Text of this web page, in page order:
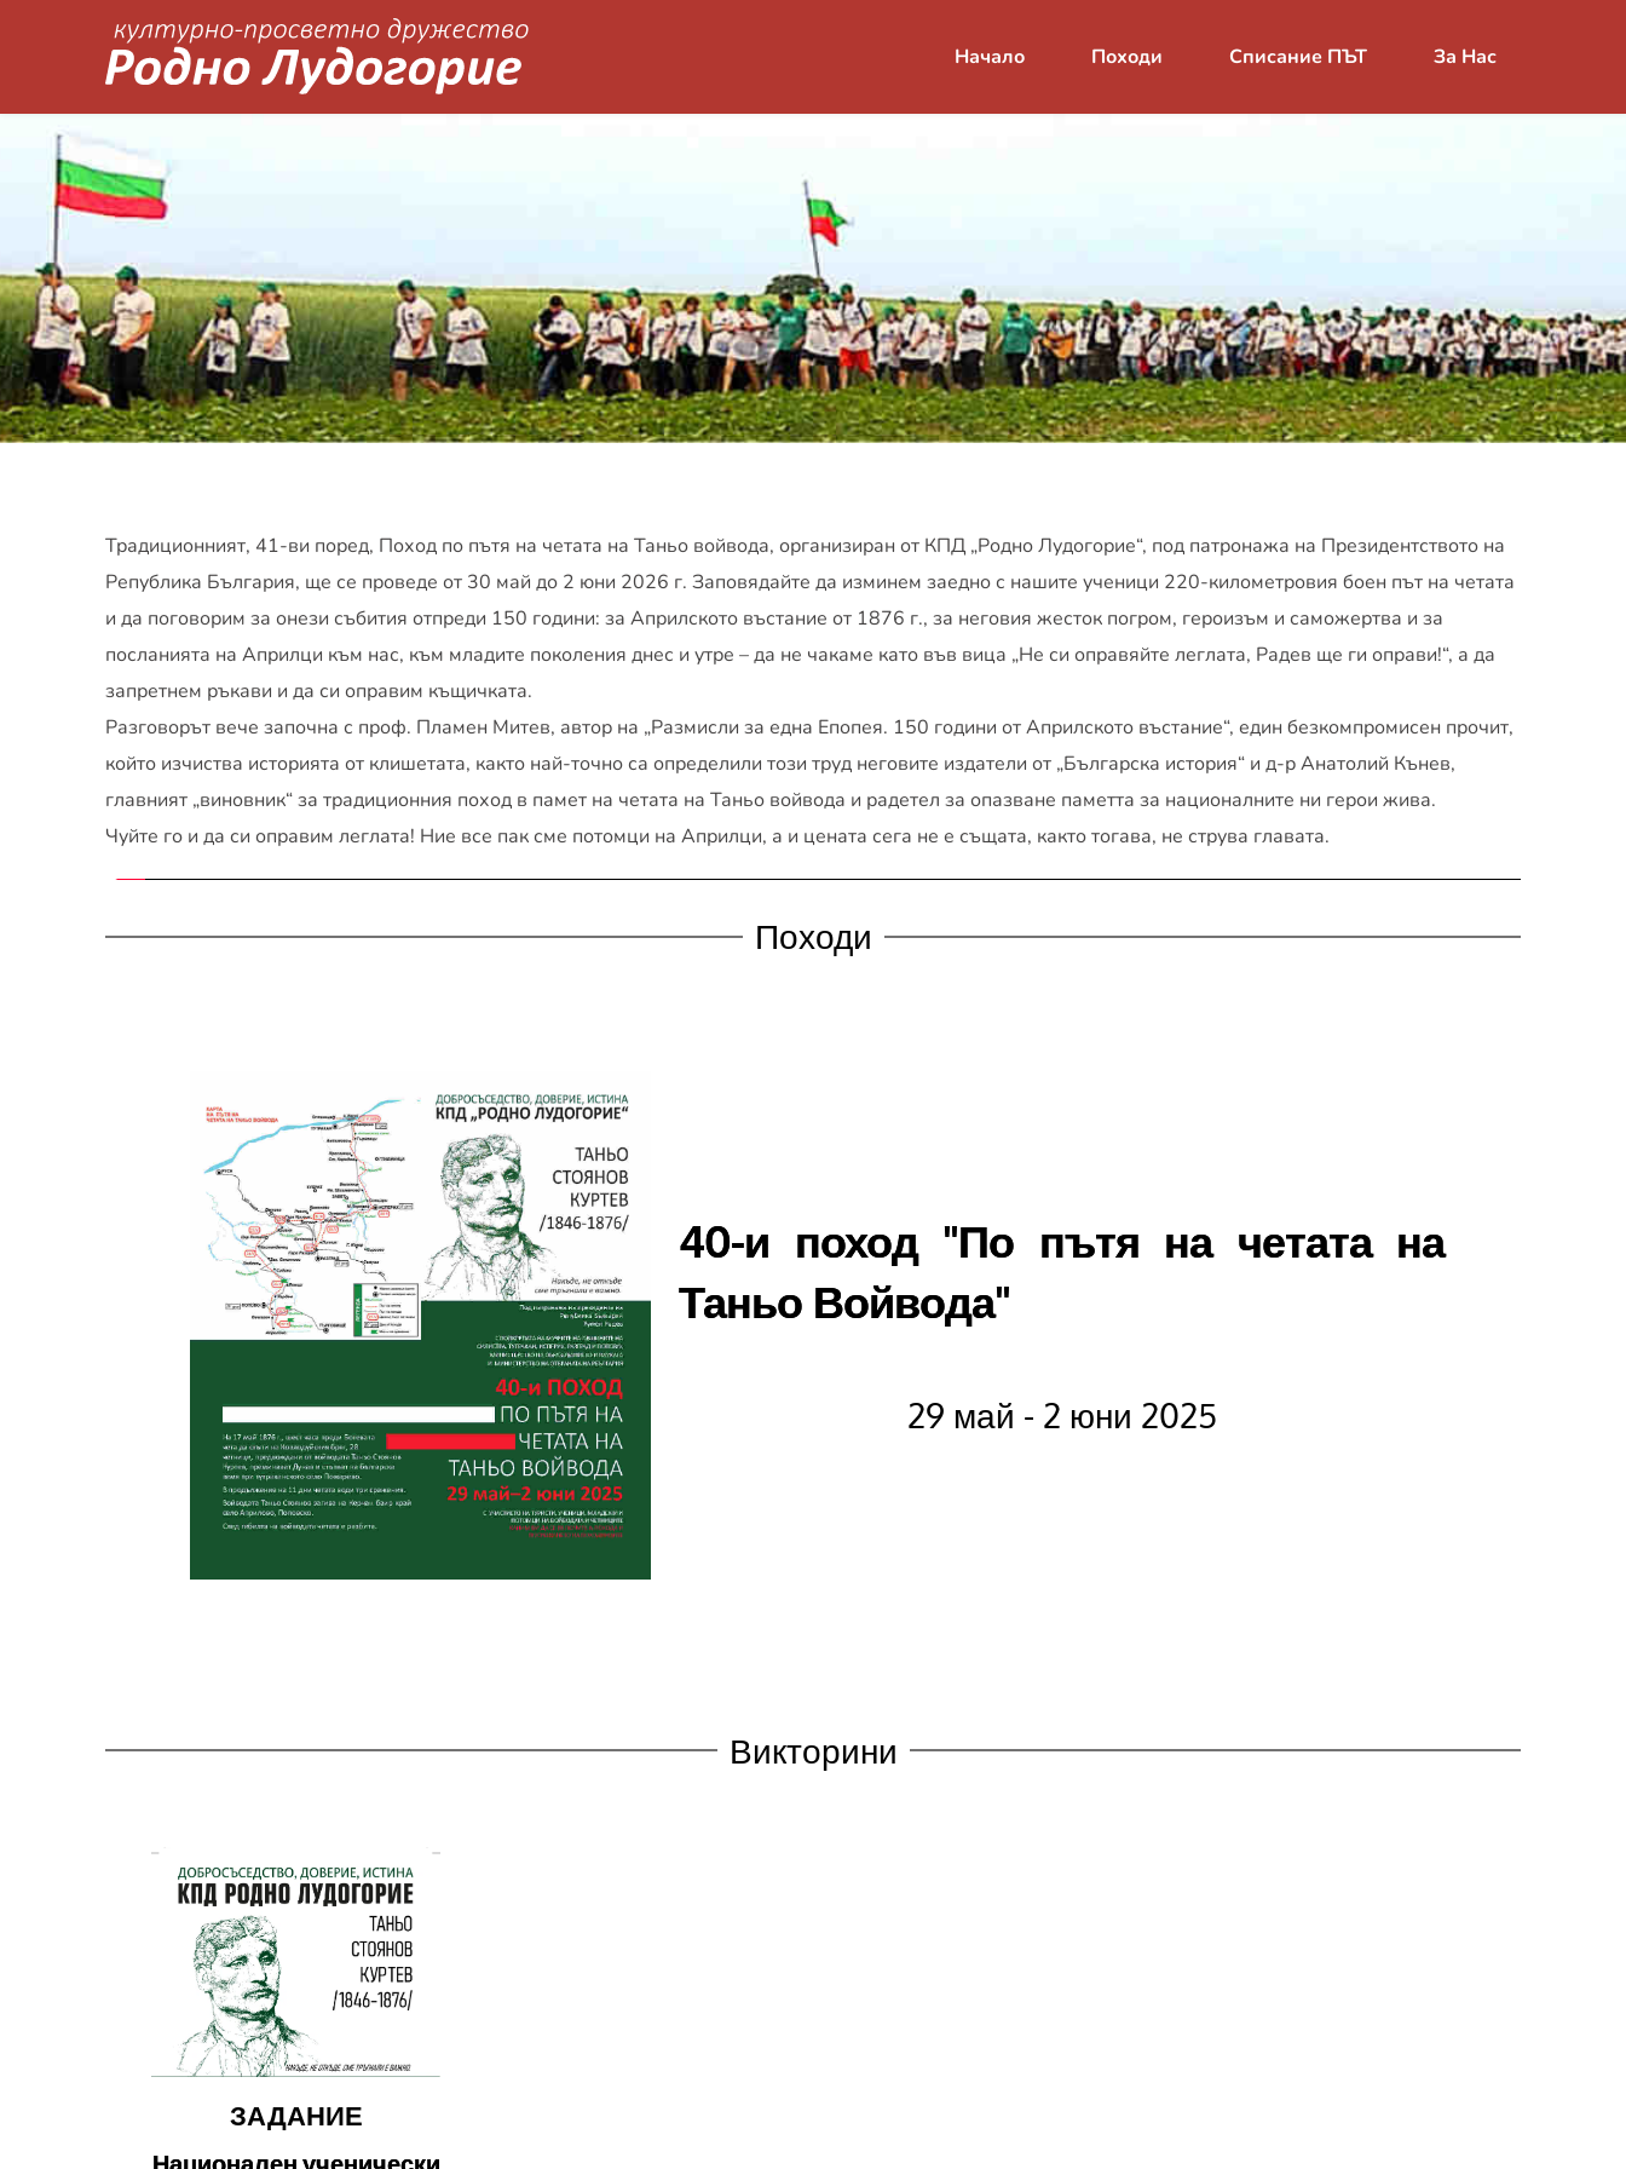
Начало Походи Списание ПЪТ За Нас
Традиционният, 41-ви поред, Поход по пътя на четата на Таньо войвода, организиран от КПД „Родно Лудогорие“, под патронажа на Президентството на
Република България, ще се проведе от 30 май до 2 юни 2026 г. Заповядайте да изминем заедно с нашите ученици 220-километровия боен път на четата
и да поговорим за онези събития отпреди 150 години: за Априлското въстание от 1876 г., за неговия жесток погром, героизъм и саможертва и за
посланията на Априлци към нас, към младите поколения днес и утре – да не чакаме като във вица „Не си оправяйте леглата, Радев ще ги оправи!“, а да
запретнем ръкави и да си оправим къщичката.
Разговорът вече започна с проф. Пламен Митев, автор на „Размисли за една Епопея. 150 години от Априлското въстание“, един безкомпромисен прочит,
който изчиства историята от клишетата, както най-точно са определили този труд неговите издатели от „Българска история“ и д-р Анатолий Кънев,
главният „виновник“ за традиционния поход в памет на четата на Таньо войвода и радетел за опазване паметта за националните ни герои жива.
Чуйте го и да си оправим леглата! Ние все пак сме потомци на Априлци, а и цената сега не е същата, както тогава, не струва главата.
Походи
40-и поход "По пътя на четата на
Таньо Войвода"
29 май - 2 юни 2025
Викторини
ЗАДАНИЕ